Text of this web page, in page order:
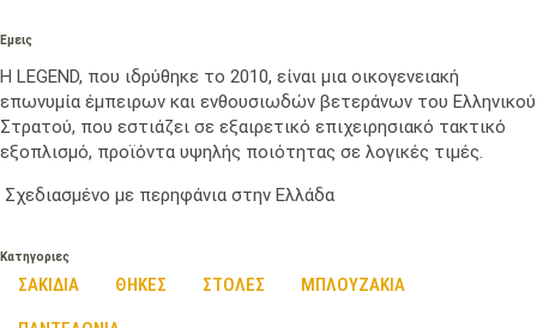
Εμεις
Η LEGEND, που ιδρύθηκε το 2010, είναι μια οικογενειακή
επωνυμία έμπειρων και ενθουσιωδών βετεράνων του Ελληνικού
Στρατού, που εστιάζει σε εξαιρετικό επιχειρησιακό τακτικό
εξοπλισμό, προϊόντα υψηλής ποιότητας σε λογικές τιμές.
Σχεδιασμένο με περηφάνια στην Ελλάδα
Κατηγοριες
ΣΑΚΙΔΙΑ ΘΗΚΕΣ ΣΤΟΛΕΣ ΜΠΛΟΥΖΑΚΙΑ